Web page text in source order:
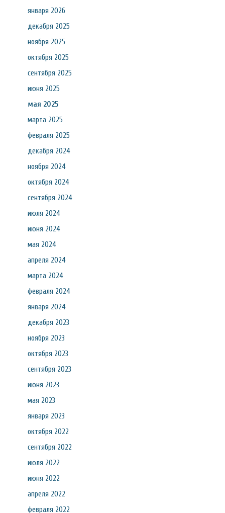
января 2026
декабря 2025
ноября 2025
октября 2025
сентября 2025
июня 2025
мая 2025
марта 2025
февраля 2025
декабря 2024
ноября 2024
октября 2024
сентября 2024
июля 2024
июня 2024
мая 2024
апреля 2024
марта 2024
февраля 2024
января 2024
декабря 2023
ноября 2023
октября 2023
сентября 2023
июня 2023
мая 2023
января 2023
октября 2022
сентября 2022
июля 2022
июня 2022
апреля 2022
февраля 2022